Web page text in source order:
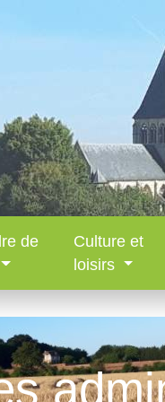
de
Culture et
loisirs